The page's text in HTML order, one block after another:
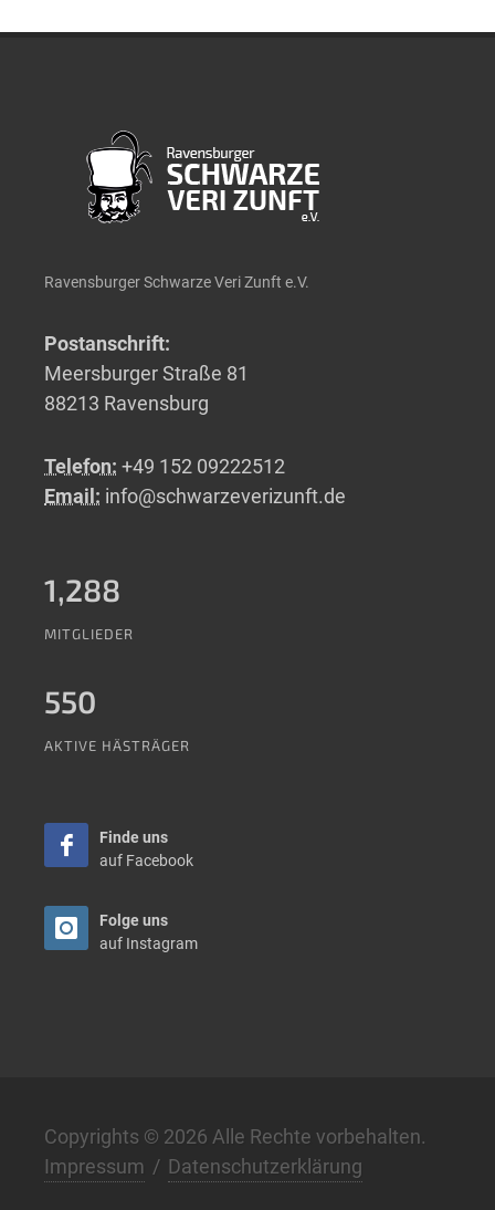
Ravensburger Schwarze Veri Zunft e.V.
Postanschrift:
Meersburger Straße 81
88213 Ravensburg
Telefon: +49 152 09222512
Email: info@schwarzeverizunft.de
1,288
MITGLIEDER
550
AKTIVE HÄSTRÄGER
Finde uns
auf Facebook
Folge uns
auf Instagram
Copyrights © 2026 Alle Rechte vorbehalten.
Impressum / Datenschutzerklärung